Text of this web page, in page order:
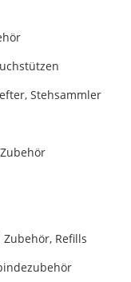
Stehsammler
Refills